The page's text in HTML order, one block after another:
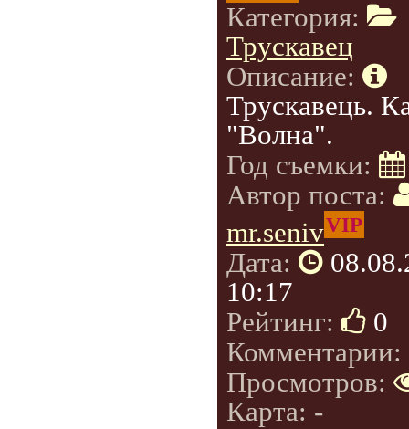
Категория:
Трускавец
Описание:
Трускавець.
"Волна".
Год съемки:
Автор поста:
mr.senivVIP
Дата:
10:17
Рейтинг:
0
Комментарии:
Просмотров:
Карта: -